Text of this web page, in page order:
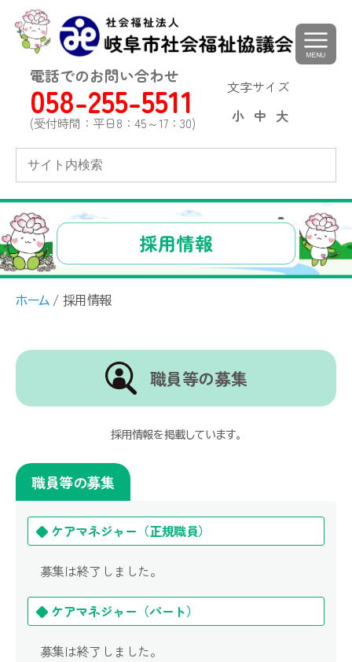
電話でのお問い合わせ
058-255-5511
(受付時間：平日8：45～17：30)
文字サイズ
小 中 大
toggle
ホーム/ 採用情報
職員等の募集
採用情報を掲載しています。
職員等の募集
◆ ケアマネジャー（正規職員）
募集は終了しました。
◆ ケアマネジャー（パート）
募集は終了しました。